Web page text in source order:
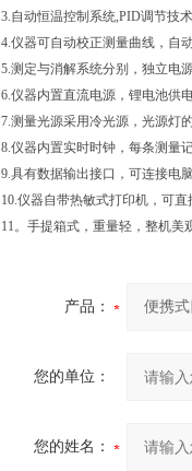
3.自动恒温控制系统,PID调节技
4.仪器可自动校正测量曲线，自
5.测定与消解系统分别，独立电
6.仪器内置直流电源，锂电池供
7.测量光源采用冷光源，光源灯
8.仪器内置实时时钟，每条测量
9.具有数据输出接口，可连接电
10.仪器自带热敏式打印机，可直
11。手提箱式，重量轻，整机美
产品：
您的单位：
您的姓名：